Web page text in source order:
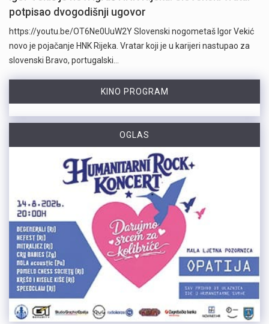
potpisao dvogodišnji ugovor
https://youtu.be/OT6Ne0UuW2Y Slovenski nogometaš Igor Vekić
novo je pojačanje HNK Rijeka. Vratar koji je u karijeri nastupao za
slovenski Bravo, portugalski…
KINO PROGRAM
OGLAS